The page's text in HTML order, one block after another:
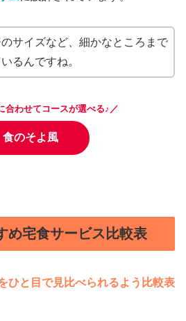
サイズなど、細かなところまで
るんですね。
合わせてコースが選べる♪／
食のそよ風
め宅食サービス比較表
ひと目で見比べられるよう比較表